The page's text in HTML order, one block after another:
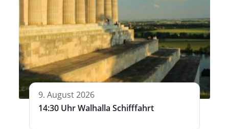
9. August 2026
14:30 Uhr Walhalla Schifffahrt